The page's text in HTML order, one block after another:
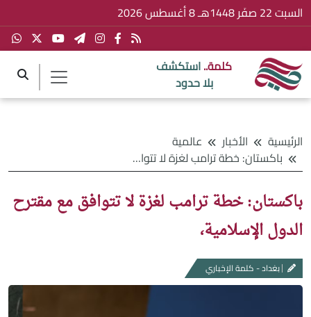
السبت 22 صفَر 1448هـ 8 أغسطس 2026
كلمة..استكشف
بلا حدود
الرئيسية الأخبار
عالمية
باكستان: خطة ترامب لغزة لا تتوافق مع مقترح الدول الإسلامية،
باكستان: خطة ترامب لغزة لا تتوافق مع مقترح
الدول الإسلامية،
بغداد - كلمة الإخباري